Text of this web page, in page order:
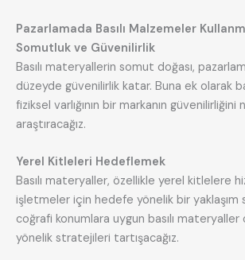
Pazarlamada Basılı Malzemeler
Somutluk ve Güvenilirlik
Basılı materyallerin somut doğası,
düzeyde güvenilirlik katar. Buna ek olarak
fiziksel varlığının bir markanın güvenilirliğini
araştıracağız.
Yerel Kitleleri Hedeflemek
Basılı materyaller, özellikle yerel kitlelere
işletmeler için hedefe yönelik bir yaklaşım
coğrafi konumlara uygun basılı
yönelik stratejileri tartışacağız.